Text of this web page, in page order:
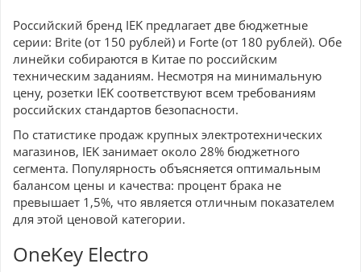
Российский бренд IEK предлагает две бюджетные
серии: Brite (от 150 рублей) и Forte (от 180 рублей). Обе
линейки собираются в Китае по российским
техническим заданиям. Несмотря на минимальную
цену, розетки IEK соответствуют всем требованиям
российских стандартов безопасности.
По статистике продаж крупных электротехнических
магазинов, IEK занимает около 28% бюджетного
сегмента. Популярность объясняется оптимальным
балансом цены и качества: процент брака не
превышает 1,5%, что является отличным показателем
для этой ценовой категории.
OneKey Electro